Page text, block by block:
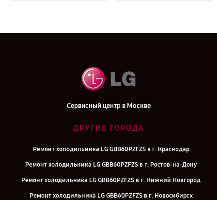
Сервисный центр в Москве
ДРУГИЕ ГОРОДА
Ремонт холодильника LG GBB60PZFZS в г. Краснодар
Ремонт холодильника LG GBB60PZFZS в г. Ростов-на-Дону
Ремонт холодильника LG GBB60PZFZS в г. Нижний Новгород
Ремонт холодильника LG GBB60PZFZS в г. Новосибирск